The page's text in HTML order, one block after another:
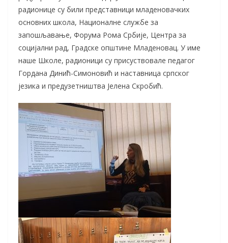
радионице су били представници младеновачких
основних школа, Националне службе за
запошљавање, Форума Рома Србије, Центра за
социјални рад, Градске општине Младеновац. У име
наше Школе, радионици су присуствовале педагог
Гордана Динић-Симоновић и наставница српског
језика и предузетништва Јелена Скробић.